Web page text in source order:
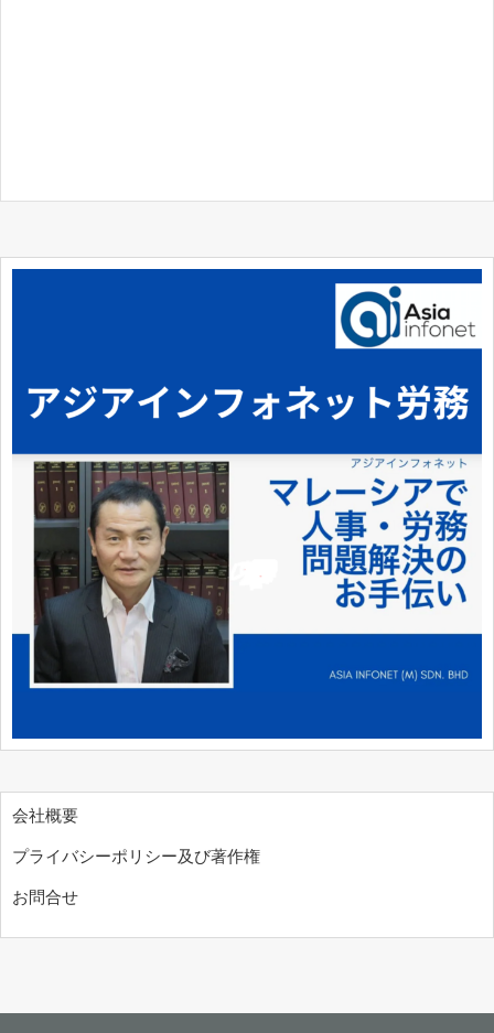
会社概要
プライバシーポリシー及び著作権
お問合せ